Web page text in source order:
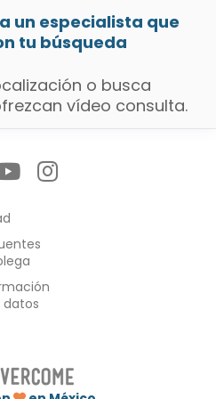
un especialista que
tu búsqueda
o busca
vídeo consulta.